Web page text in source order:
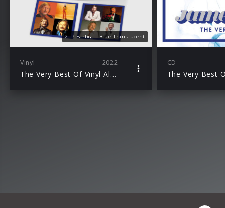
2LP Farbig - Blue Translucent
Vinyl 2022
The Very Best Of Vinyl Album
CD
The Very Best